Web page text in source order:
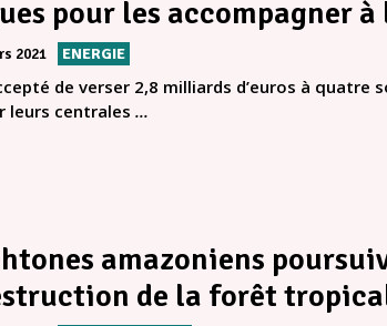
pour les accompagner
2021 ENERGIE
de verser 2,8 milliards d’euros à
leurs centrales ...
amazoniens
de la forêt